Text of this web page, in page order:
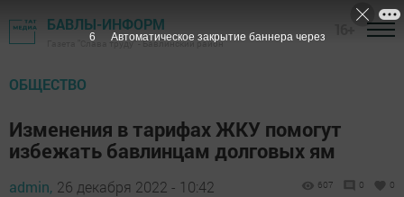
БАВЛЫ-ИНФОРМ
Газета "Слава труду" - Бавлинский район
ОБЩЕСТВО
Изменения в тарифах ЖКУ помогут
избежать бавлинцам долговых ям
admin, 26 декабря 2022 - 10:42 607 0 0
4 Автоматическое закрытие баннера через